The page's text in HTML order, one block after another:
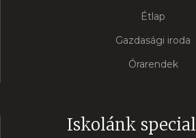
Étlap
Gazdasági iroda
Órarendek
Iskolánk